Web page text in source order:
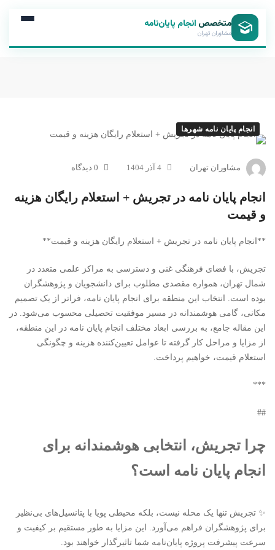
متخصص انجام پایان‌نامه
مشاوران تهران
انجام پایان نامه شهرها
مشاوران تهران 4 آذر 1404 0 دیدگاه
انجام پایان نامه در تجریش + استعلام رایگان هزینه
و قیمت
**انجام پایان نامه در تجریش + استعلام رایگان هزینه و قیمت**
تجریش، با فضای فرهنگی غنی و دسترسی به مراکز علمی متعدد در
شمال تهران، همواره مقصدی مطلوب برای دانشجویان و پژوهشگران
بوده است. انتخاب این منطقه برای انجام پایان نامه، فراتر از یک تصمیم
مکانی، گامی هوشمندانه در مسیر موفقیت تحصیلی محسوب می‌شود. در
این مقاله جامع، به بررسی ابعاد مختلف انجام پایان نامه در این منطقه،
از مزایا و مراحل کار گرفته تا عوامل تعیین‌کننده هزینه و چگونگی
استعلام قیمت، خواهیم پرداخت.
***
##
چرا تجریش، انتخابی هوشمندانه برای
انجام پایان نامه است؟
✨ تجریش تنها یک محله نیست، بلکه محیطی پویا با پتانسیل‌های بی‌نظیر
برای پژوهشگران فراهم می‌آورد. این مزایا به طور مستقیم بر کیفیت و
سرعت پیشرفت پروژه پایان‌نامه شما تاثیرگذار خواهند بود.